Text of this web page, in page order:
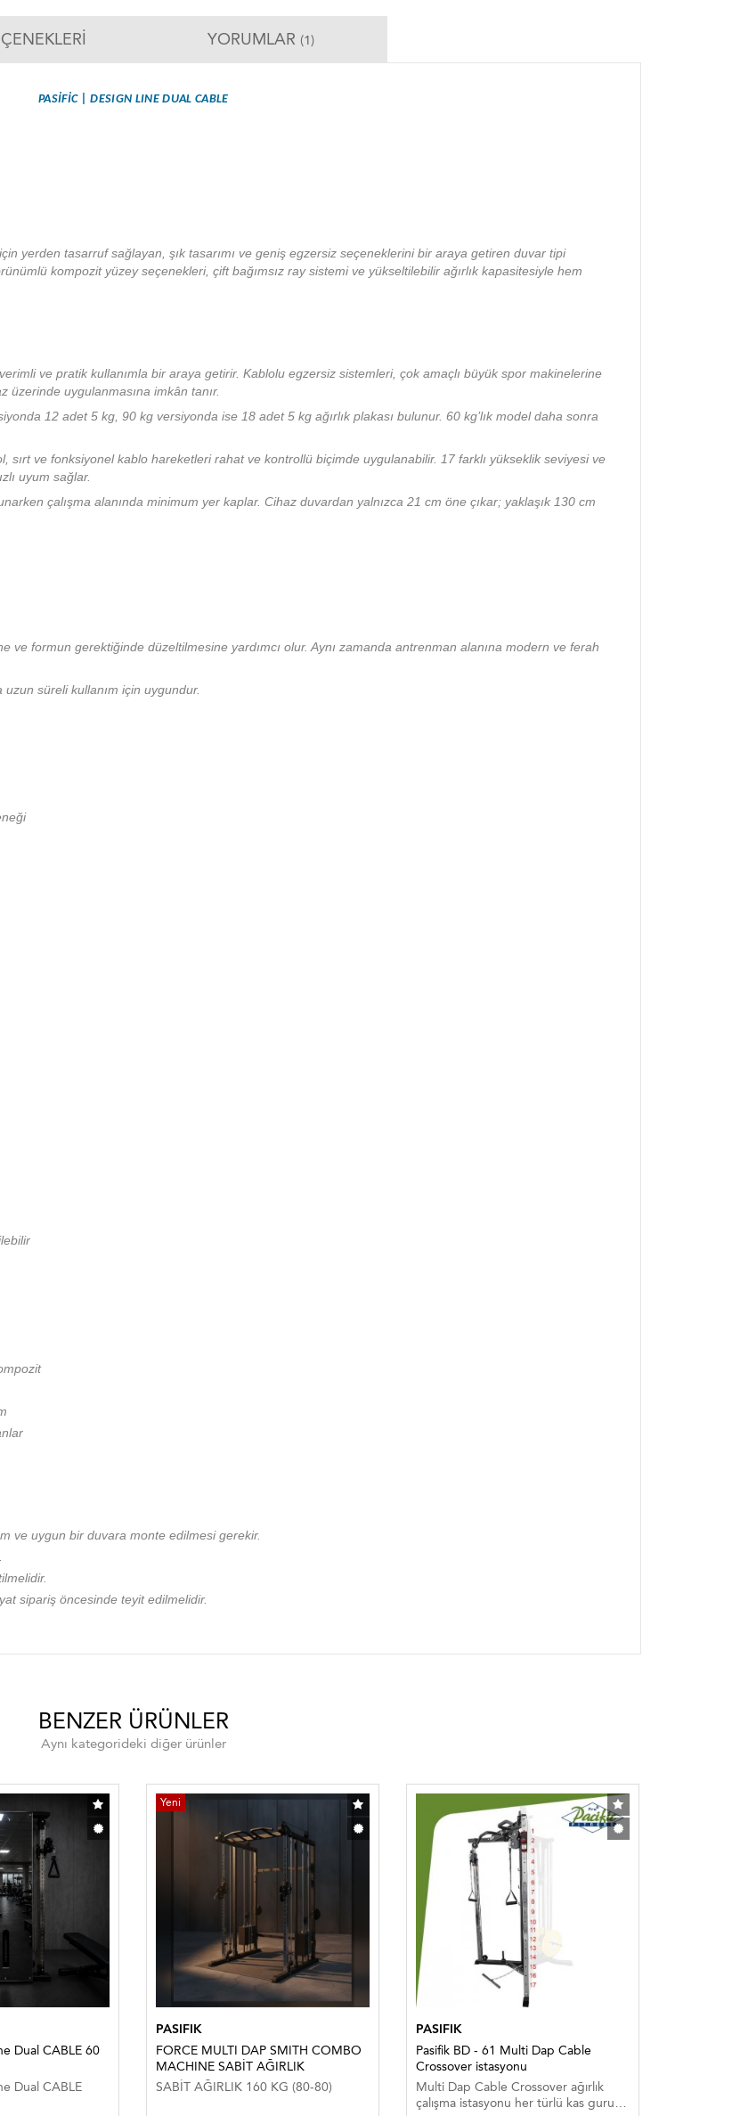
YORUMLAR (1)
PASİFİC | DESIGN LINE DUAL CABLE
yerden tasarruf sağlayan, şık tasarımı ve geniş egzersiz seçeneklerini bir araya getiren duvar tipi
kompozit yüzey seçenekleri, çift bağımsız ray sistemi ve yükseltilebilir ağırlık kapasitesiyle hem
ve pratik kullanımla bir araya getirir. Kablolu egzersiz sistemleri, çok amaçlı büyük spor makinelerine
üzerinde uygulanmasına imkân tanır.
12 adet 5 kg, 90 kg versiyonda ise 18 adet 5 kg ağırlık plakası bulunur. 60 kg’lık model daha sonra
sırt ve fonksiyonel kablo hareketleri rahat ve kontrollü biçimde uygulanabilir. 17 farklı yükseklik seviyesi ve
uyum sağlar.
çalışma alanında minimum yer kaplar. Cihaz duvardan yalnızca 21 cm öne çıkar; yaklaşık 130 cm
ve formun gerektiğinde düzeltilmesine yardımcı olur. Aynı zamanda antrenman alanına modern ve ferah
süreli kullanım için uygundur.
ve uygun bir duvara monte edilmesi gerekir.
sipariş öncesinde teyit edilmelidir.
BENZER ÜRÜNLER
Aynı kategorideki diğer ürünler
Dual CABLE 60
Dual CABLE
Yeni
PASIFIK
FORCE MULTI DAP SMITH COMBO
MACHINE SABİT AĞIRLIK
SABİT AĞIRLIK 160 KG (80-80)
PASIFIK
Pasifik BD - 61 Multi Dap Cable
Crossover istasyonu
Multi Dap Cable Crossover ağırlık
çalışma istasyonu her türlü kas gurubu